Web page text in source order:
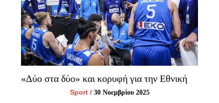
«Δύο στα δύο» και κορυφή για την Εθνική
Sport/ 30 Νοεμβρίου 2025